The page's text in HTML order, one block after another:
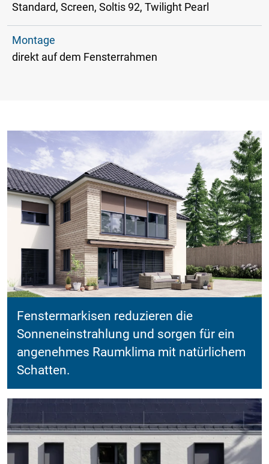
Standard, Screen, Soltis 92, Twilight Pearl
Montage
direkt auf dem Fensterrahmen
Fenstermarkisen reduzieren die
Sonneneinstrahlung und sorgen für ein
angenehmes Raumklima mit natürlichem
Schatten.